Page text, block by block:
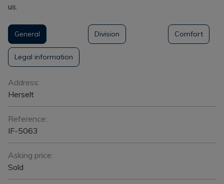
us.
General Division Comfort
Legal information
General
Address:
Herselt
Reference:
IF-5063
Asking price:
Sold